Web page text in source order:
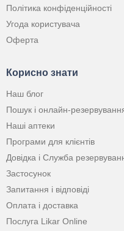
Політика конфіденційності
Угода користувача
Оферта
Корисно знати
Наш блог
Пошук і онлайн-резервування
Наші аптеки
Програми для клієнтів
Довідка і Служба
Застосунок
Запитання і відповіді
Оплата і доставка
Послуга Likar Online